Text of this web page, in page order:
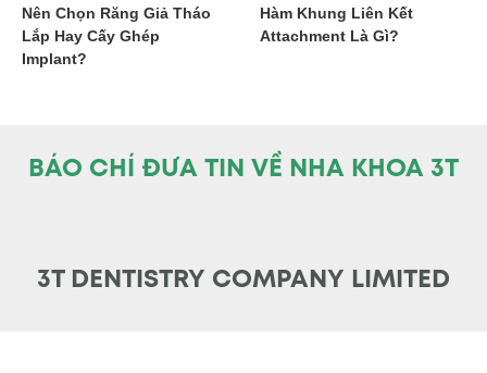
Nên Chọn Răng Giả Tháo
Lắp Hay Cấy Ghép
Implant?
Hàm Khung Liên Kết
Attachment Là Gì?
BÁO CHÍ ĐƯA TIN VỀ NHA KHOA 3T
3T DENTISTRY COMPANY LIMITED